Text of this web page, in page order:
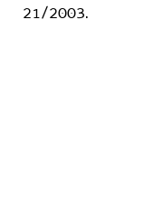
21/2003.